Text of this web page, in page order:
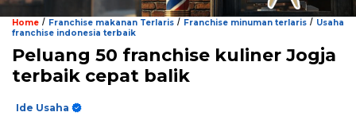
Home / Franchise makanan Terlaris / Franchise minuman terlaris / Usaha
franchise indonesia terbaik
Peluang 50 franchise kuliner Jogja
terbaik cepat balik
Ide Usaha